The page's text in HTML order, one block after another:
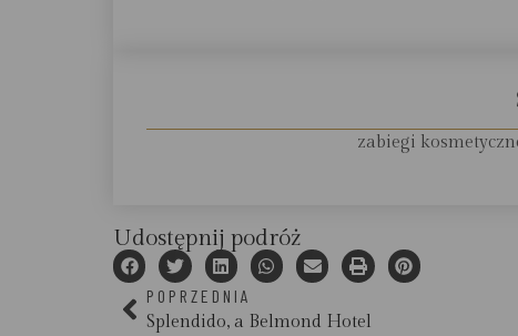
zabiegi
Udostępnij podróż
POPRZEDNIA
Splendido, a Belmond Hotel